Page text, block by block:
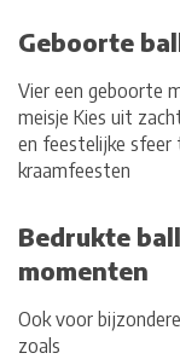
Geboorte
Vier een geboorte
meisje Kies uit
en feestelijke sfeer
kraamfeesten
Bedrukte
momenten
Ook voor
zoals